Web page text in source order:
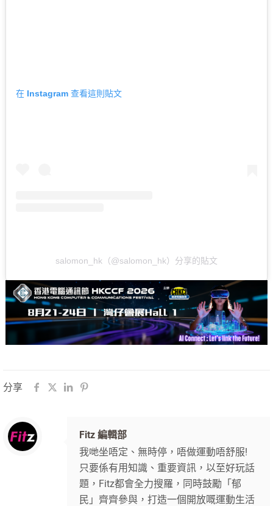
在 Instagram 查看這則貼文
salomon_hk（@salomon_hk）分享的貼文
分享
Fitz 編輯部
我哋坐唔定、無時停，唔做運動唔舒服!
只要係有用知識、重要資訊，以至好玩話
題，Fitz都會全力搜羅，同時鼓勵「郁
民」齊齊參與，打造一個開放嘅運動生活